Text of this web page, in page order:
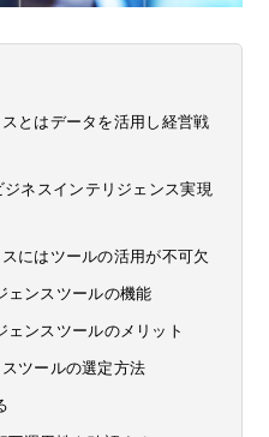
とはデータを活用し経営戦
ジネスインテリジェンス実現
にはツールの活用が不可欠
ェンスツールの機能
ェンスツールのメリット
ツールの選定方法